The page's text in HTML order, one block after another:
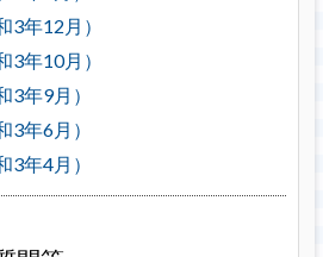
3年12月）
3年10月）
3年9月）
3年6月）
3年4月）